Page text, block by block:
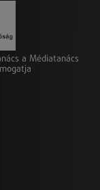
a Médiatanács